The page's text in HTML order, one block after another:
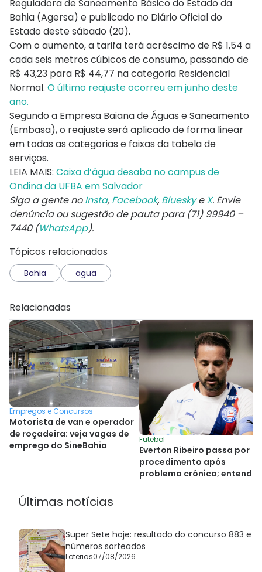
Reguladora de Saneamento Básico do Estado da
Bahia (Agersa) e publicado no Diário Oficial do
Estado deste sábado (20).
Com o aumento, a tarifa terá acréscimo de R$ 1,54 a
cada seis metros cúbicos de consumo, passando de
R$ 43,23 para R$ 44,77 na categoria Residencial
Normal. O último reajuste ocorreu em junho deste
ano.
Segundo a Empresa Baiana de Águas e Saneamento
(Embasa), o reajuste será aplicado de forma linear
em todas as categorias e faixas da tabela de
serviços.
LEIA MAIS: Caixa d’água desaba no campus de
Ondina da UFBA em Salvador
Siga a gente noInsta, Facebook, BlueskyeX. Envie
denúncia ou sugestão de pauta para (71) 99940 –
7440 (WhatsApp).
Tópicos relacionados
Bahia agua
Relacionadas
Empregos e Concursos
Motorista de van e operador
de roçadeira: veja vagas de
emprego do SineBahia
Futebol
Everton Ribeiro passa por
procedimento após
problema crônico; entenda
Últimas notícias
Super Sete hoje: resultado do concurso 883 e
números sorteados
Loterias07/08/2026